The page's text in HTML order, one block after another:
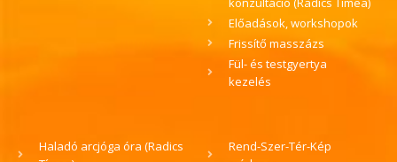
Előadások, workshopok
Frissítő masszázs
Fül- és testgyertya
kezelés
Haladó arcjóga óra (Radics
Rend-Szer-Tér-Kép